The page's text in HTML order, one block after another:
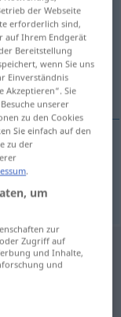
antippen)
der Webseite
erforderlich sind,
auf Ihrem Endgerät
Bereitstellung
wenn Sie uns
Einverständnis
Akzeptieren“. Sie
unserer
zu den Cookies
Sie einfach auf den
zu der
um
zur
Zugriff auf
und Inhalte,
und